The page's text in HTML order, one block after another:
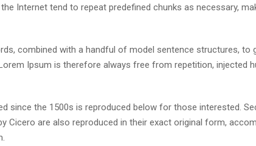
Internet tend to repeat predefined chunks as necessary,
combined with a handful of model sentence structures, to
Ipsum is therefore always free from repetition, injected
since the 1500s is reproduced below for those interested.
Cicero are also reproduced in their exact original form,